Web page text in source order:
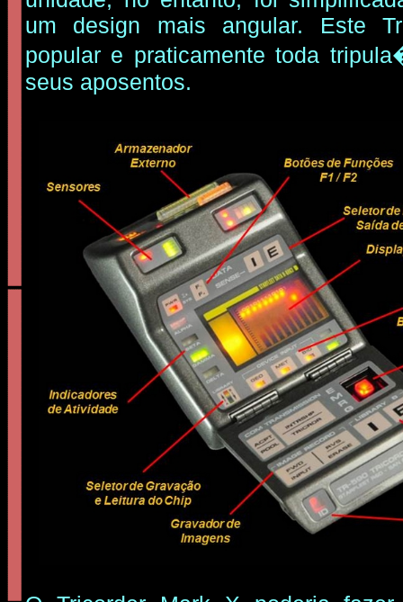
um design mais angular. Este
popular e praticamente toda
seus aposentos.